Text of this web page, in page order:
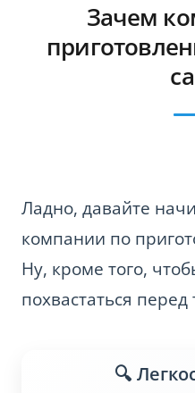
Зачем
Ладно, давайте
компании по
Ну, кроме того,
похвастаться
🔍